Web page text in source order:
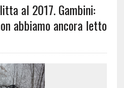
al 2017. Gambini:
abbiamo ancora letto